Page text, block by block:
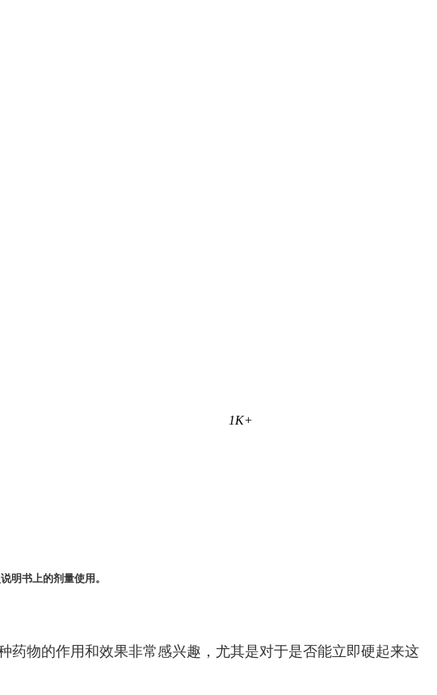
1K+
明书上的剂量使用。
药物的作用和效果非常感兴趣，尤其是对于是否能立即硬起来这